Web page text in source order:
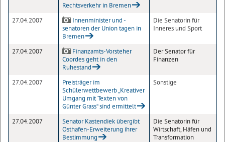
Rechtsverkehr in Bremen
27.04.2007
Innenminister und -
senatoren der Union tagen in
Bremen
Die Senatorin für
Inneres und Sport
27.04.2007
Finanzamts-Vorsteher
Coordes geht in den
Ruhestand
Der Senator für
Finanzen
27.04.2007
Preisträger im
Schülerwettbewerb „Kreativer
Umgang mit Texten von
Günter Grass“ sind ermittelt
Sonstige
27.04.2007
Senator Kastendiek übergibt
Osthafen-Erweiterung ihrer
Bestimmung
Die Senatorin für
Wirtschaft, Häfen und
Transformation